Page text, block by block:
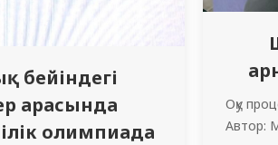
бейіндегі
арасында
олимпиада
Оқу
Автор: